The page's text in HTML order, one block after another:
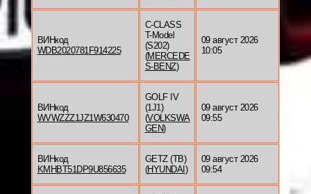
ВИНкод
WDB2020781F914225
C-CLASS
T-Model
(S202)
(MERCEDE
S-BENZ)
09 август 2026
10:05
ВИНкод
WVWZZZ1JZ1W630470
GOLF IV
(1J1)
(VOLKSWA
GEN)
09 август 2026
09:55
ВИНкод
KMHBT51DP9U856635
GETZ (TB)
(HYUNDAI )
09 август 2026
09:54